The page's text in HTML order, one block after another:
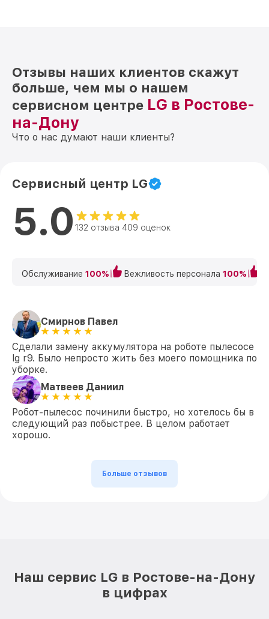
Отзывы наших клиентов скажут
больше, чем мы о нашем
сервисном центре LG в Ростове-
на-Дону
Что о нас думают наши клиенты?
Сервисный центр LG
5.0 132 отзыва 409 оценок
Обслуживание 100% Вежливость персонала 100%
Смирнов Павел
Сделали замену аккумулятора на роботе пылесосе
lg r9. Было непросто жить без моего помощника по
уборке.
Матвеев Даниил
Робот-пылесос починили быстро, но хотелось бы в
следующий раз побыстрее. В целом работает
хорошо.
Больше отзывов
Наш сервис LG в Ростове-на-Дону
в цифрах